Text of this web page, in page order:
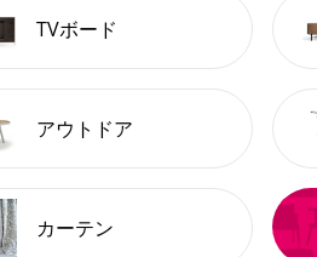
TVボード
アウトドア
カーテン